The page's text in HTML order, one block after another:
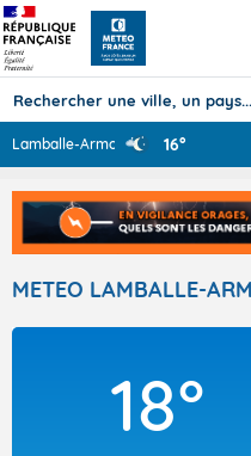
TOUS LES
Lamballe-Armor 16°
METEO LAMBALLE-
18°